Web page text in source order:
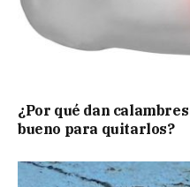
¿Por qué dan
bueno para quitarlos?